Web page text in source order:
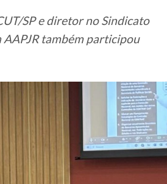
SP e diretor no Sindicato
também participou